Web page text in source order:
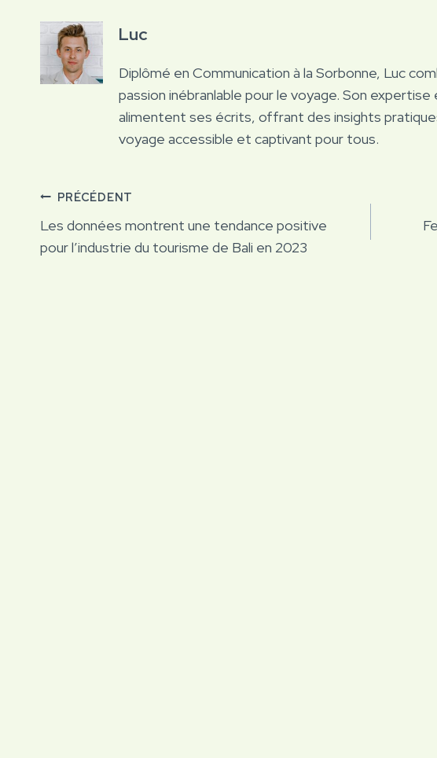
Luc
Diplômé en Communication à la Sorbonne, Luc
passion inébranlable pour le voyage. Son
alimentent ses écrits, offrant des insights
voyage accessible et captivant pour tous.
Navigation
de
PRÉCÉDENT
Les données montrent une tendance positive
pour l’industrie du tourisme de Bali en 2023